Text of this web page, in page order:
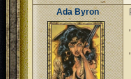
Ada Byron